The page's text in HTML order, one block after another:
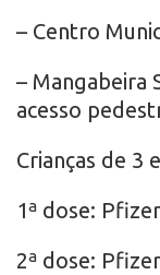
– Centro
– Mangabeira
acesso
Crianças de 3
1ª dose:
2ª dose: